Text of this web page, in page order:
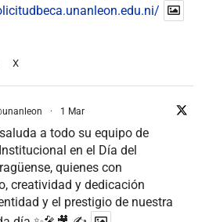
X
· 1 Mar
a todo su equipo de
en el Día del
quienes con
creatividad y dedicación
y el prestigio de nuestra